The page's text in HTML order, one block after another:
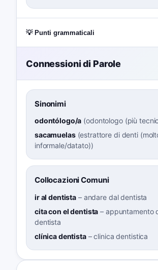
💡 Punti grammaticali
Connessioni di Parole
Sinonimi
odontólogo/a (odontologo (più
sacamuelas(estrattore di denti
informale/datato))
Collocazioni Comuni
ir al dentista – andare dal dentista
cita con el dentista – appuntamento
dentista
clínica dentista–clinica dentistica